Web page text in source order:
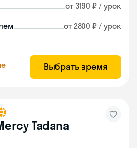
от 3190 ₽ / урок
от 2800 ₽ / урок
Выбрать время
Tadana